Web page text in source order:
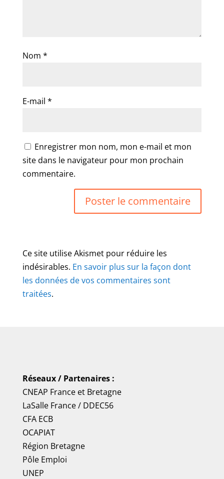
Nom *
E-mail *
Enregistrer mon nom, mon e-mail et mon
site dans le navigateur pour mon prochain
commentaire.
Ce site utilise Akismet pour réduire les
indésirables. En savoir plus sur la façon dont
les données de vos commentaires sont
traitées.
Réseaux / Partenaires :
CNEAP Franceet Bretagne
LaSalle France/ DDEC56
CFA ECB
OCAPIAT
Région Bretagne
Pôle Emploi
UNEP